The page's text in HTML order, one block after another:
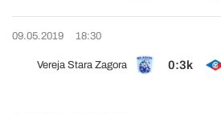
09.05.2019 18:30
Vereja Stara Zagora 0:3k